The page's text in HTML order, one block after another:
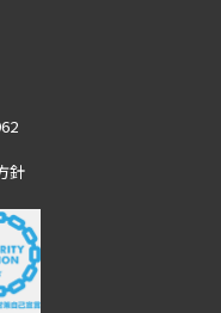
針